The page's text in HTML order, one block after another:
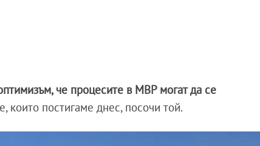
че процесите в МВР могат да се
които постигаме днес, посочи той.